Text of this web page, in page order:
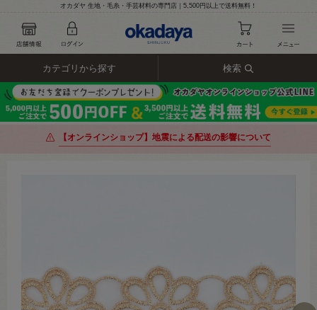
オカダヤ 生地・毛糸・手芸材料の専門店｜5,500円以上で送料無料！
カテゴリから探す 検索
【オンラインショップ】地震による配送の影響について